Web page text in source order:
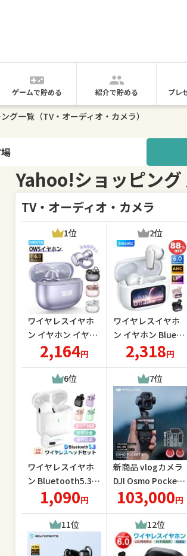
ゲームで貯める 紹介で貯める プレ
一覧（TV・オーディオ・カメラ）
Yahoo!ショッピン
TV・オーディオ・カメラ
1位
ワイヤレスイヤホ
ン イヤホン イヤー
カフ bluetooth 骨
伝導イヤホン 液晶
付き AAC iphone/A
ndroid対応 60H連
続再生 HiFi LEDデ
ィスプレイ 耳挟み
式 SHRATCH
2,164円
2位
ワイヤレスイヤホ
ン イヤホン Blueto
oth6.0 2026年新型
液晶付きイヤホン E
NCノイズキャンセ
リング ANC対応 自
動ペアリング ENC
通話 カナル型 LED
ディスプレイ
2,318円
6位
ワイヤレスイヤホ
ン Bluetooth5.3
ブルートゥースイ
ヤホン インナーイ
ヤー型 タッチ式 左
右分離型 低遅延 片
耳 両耳 防水 Siri対
1,090円
7位
新商品 vlogカメラ
DJI Osmo Pocket
4P Vlogコンボ ビデ
オカメラ アクショ
ンカメラ ジンバル
タッチパネル 高速
充電 長時間 Vlog 動
103,000円
11位 12位